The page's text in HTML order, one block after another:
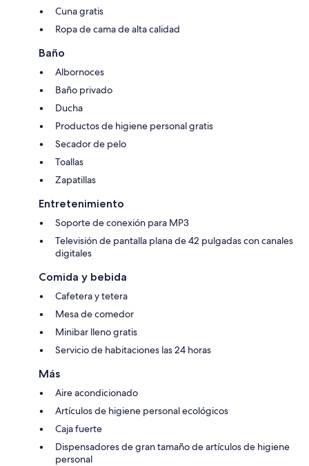
Cuna gratis
Ropa de cama de alta calidad
Baño
Albornoces
Baño privado
Ducha
Productos de higiene personal gratis
Secador de pelo
Toallas
Zapatillas
Entretenimiento
Soporte de conexión para MP3
Televisión de pantalla plana de 42 pulgadas con canales
digitales
Comida y bebida
Cafetera y tetera
Mesa de comedor
Minibar lleno gratis
Servicio de habitaciones las 24 horas
Más
Aire acondicionado
Artículos de higiene personal ecológicos
Caja fuerte
Dispensadores de gran tamaño de artículos de higiene
personal